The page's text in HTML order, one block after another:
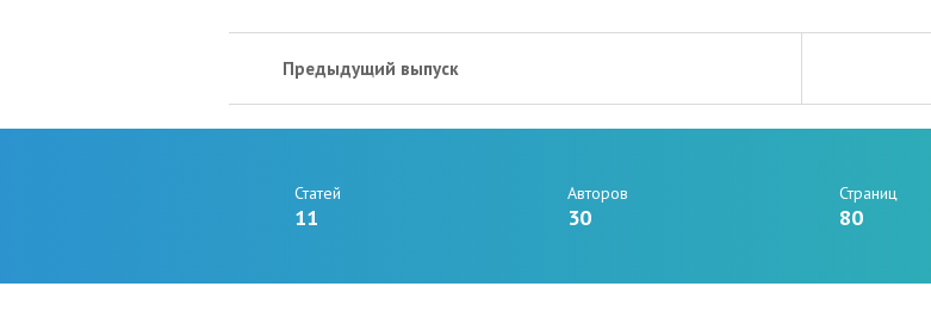
Предыдущий выпуск
Статей
11
Авторов
30
Страниц
80